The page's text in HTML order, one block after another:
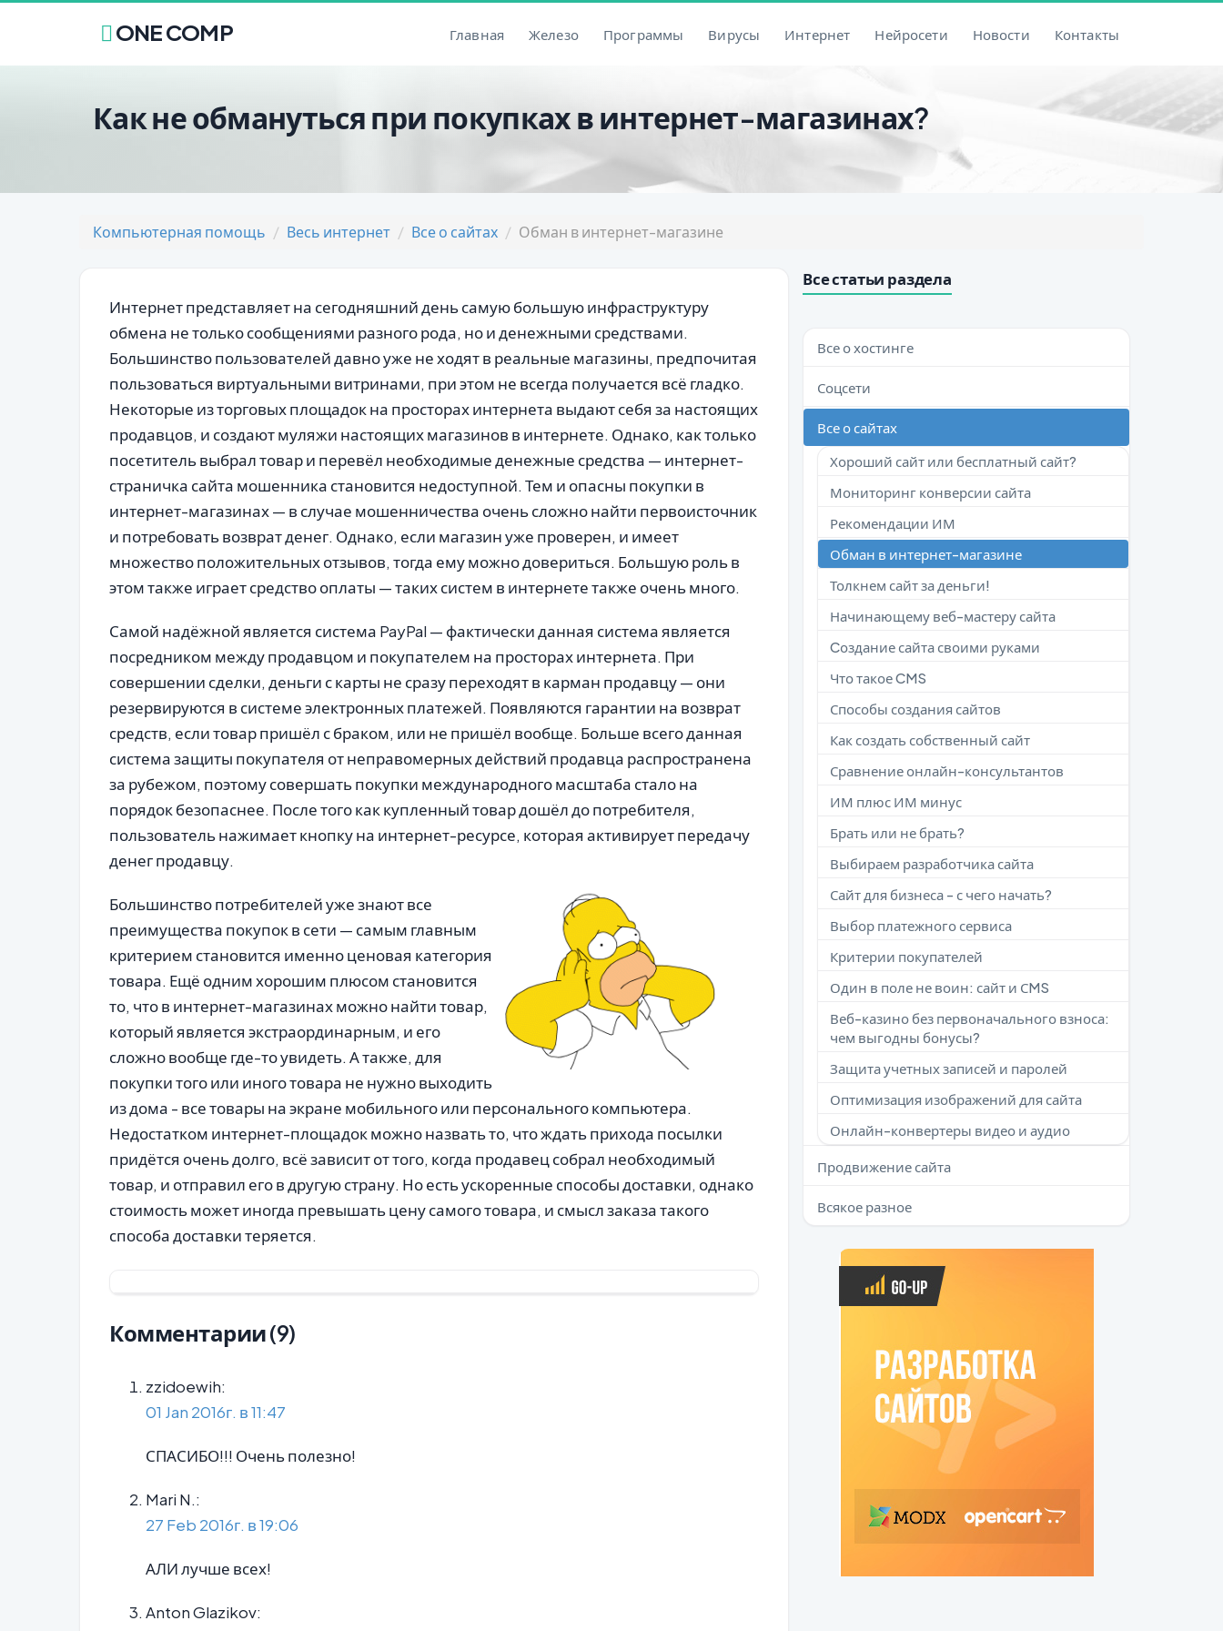
ONE COMP Главная Железо Программы Вирусы Интернет Нейросети Новости Контакты
Как не обмануться при покупках в интернет-магазинах?
Компьютерная помощь Весь интернет Все о сайтах Обман в интернет-магазине
Интернет представляет на сегодняшний день самую большую инфраструктуру
обмена не только сообщениями разного рода, но и денежными средствами.
Большинство пользователей давно уже не ходят в реальные магазины, предпочитая
пользоваться виртуальными витринами, при этом не всегда получается всё гладко.
Некоторые из торговых площадок на просторах интернета выдают себя за настоящих
продавцов, и создают муляжи настоящих магазинов в интернете. Однако, как только
посетитель выбрал товар и перевёл необходимые денежные средства — интернет-
страничка сайта мошенника становится недоступной. Тем и опасны покупки в
интернет-магазинах — в случае мошенничества очень сложно найти первоисточник
и потребовать возврат денег. Однако, если магазин уже проверен, и имеет
множество положительных отзывов, тогда ему можно довериться. Большую роль в
этом также играет средство оплаты — таких систем в интернете также очень много.
Самой надёжной является система PayPal — фактически данная система является
посредником между продавцом и покупателем на просторах интернета. При
совершении сделки, деньги с карты не сразу переходят в карман продавцу — они
резервируются в системе электронных платежей. Появляются гарантии на возврат
средств, если товар пришёл с браком, или не пришёл вообще. Больше всего данная
система защиты покупателя от неправомерных действий продавца распространена
за рубежом, поэтому совершать покупки международного масштаба стало на
порядок безопаснее. После того как купленный товар дошёл до потребителя,
пользователь нажимает кнопку на интернет-ресурсе, которая активирует передачу
денег продавцу.
Большинство потребителей уже знают все
преимущества покупок в сети — самым главным
критерием становится именно ценовая категория
товара. Ещё одним хорошим плюсом становится
то, что в интернет-магазинах можно найти товар,
который является экстраординарным, и его
сложно вообще где-то увидеть. А также, для
покупки того или иного товара не нужно выходить
из дома - все товары на экране мобильного или персонального компьютера.
Недостатком интернет-площадок можно назвать то, что ждать прихода посылки
придётся очень долго, всё зависит от того, когда продавец собрал необходимый
товар, и отправил его в другую страну. Но есть ускоренные способы доставки, однако
стоимость может иногда превышать цену самого товара, и смысл заказа такого
способа доставки теряется.
Комментарии (9)
zzidoewih:
01 Jan 2016г. в 11:47
СПАСИБО!!! Очень полезно!
Mari N.:
27 Feb 2016г. в 19:06
АЛИ лучше всех!
Anton Glazikov:
Все статьи раздела
Все о хостинге
Соцсети
Все о сайтах
Хороший сайт или бесплатный сайт?
Мониторинг конверсии сайта
Рекомендации ИМ
Обман в интернет-магазине
Толкнем сайт за деньги!
Начинающему веб-мастеру сайта
Cоздание сайта своими руками
Что такое CMS
Способы создания сайтов
Как создать собственный сайт
Сравнение онлайн-консультантов
ИМ плюс ИМ минус
Брать или не брать?
Выбираем разработчика сайта
Сайт для бизнеса - с чего начать?
Выбор платежного сервиса
Критерии покупателей
Один в поле не воин: сайт и СMS
Веб-казино без первоначального взноса:
чем выгодны бонусы?
Защита учетных записей и паролей
Оптимизация изображений для сайта
Онлайн-конвертеры видео и аудио
Продвижение сайта
Всякое разное